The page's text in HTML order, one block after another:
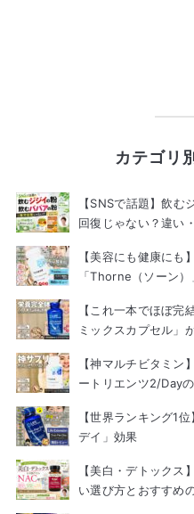
カテゴリ
【SNSで話題】飲
回復じゃない？違い
【美容にも健康にも
「Thorne（ソーン
【これ一本でほぼ
ミックスカプセル」
【神マルチビタミ
ートリエンツ2/Day
【世界ランキング1
デイ」効果
【美白・デトックス
い選び方とおすすめ